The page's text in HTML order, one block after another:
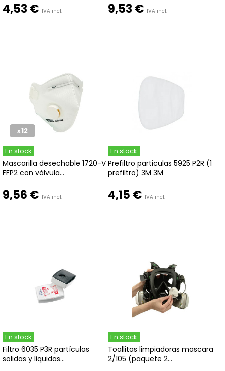
4,53 € IVA incl. 9,53 € IVA incl.
x12
En stock
Mascarilla desechable 1720-V
FFP2 con válvula...
9,56 € IVA incl.
En stock
Prefiltro particulas 5925 P2R (1
prefiltro) 3M 3M
4,15 € IVA incl.
En stock
Filtro 6035 P3R partículas
solidas y liquidas...
En stock
Toallitas limpiadoras mascara
2/105 (paquete 2...